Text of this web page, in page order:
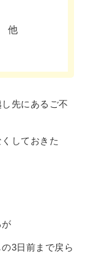
他
先にあるご不
しておきた
3日前まで戻ら